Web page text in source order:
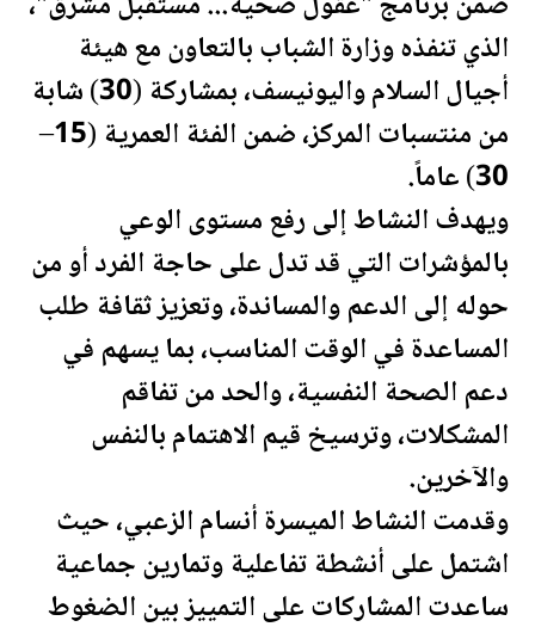
الذي تنفذه وزارة الشباب بالتعاون مع هيئة
أجيال السلام واليونيسف، بمشاركة (30) شابة
من منتسبات المركز، ضمن الفئةالعمري
ة (15–
30) عاماً.
ويهدف النشاط إلى رفع مستوى الوعي
بالمؤشرات التي قد تدل على حاجة الفرد أو من
حوله إلى الدعم والمساندة، وتعزيز ثقافة طلب
المساعدة في الوقت المناسب، بما يسهم في
دعم الصحةالنفسية، والحد من تفاقم
المشكلات، وترسيخ قيم الاهتمام بالنفس
والآخرين.
وقدمت النشاط الميسرة أنسام الزعبي، حيث
اشتمل على أنشطة تفاعلية وتمارين جماعية
ساعدت المشاركات على التمييز بين الضغوط